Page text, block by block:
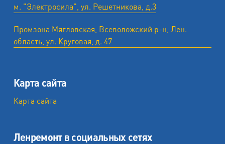
м. "Электросила", ул. Решетникова, д.3
Промзона Мягловская, Всеволожский р-н, Лен.
область, ул. ​Круговая, д. 47
Карта сайта
Карта сайта
Ленремонт в социальных сетях